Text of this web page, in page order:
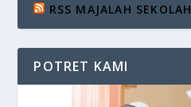
RSS MAJALAH SEKOLAH
POTRET KAMI